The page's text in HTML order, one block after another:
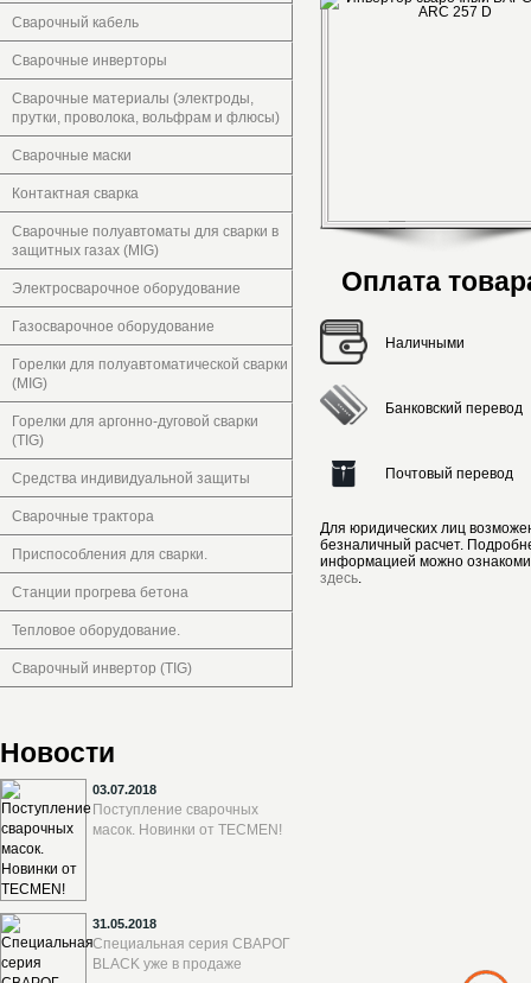
Сварочный кабель
Сварочные инверторы
Сварочные материалы (электроды,
прутки, проволока, вольфрам и флюсы)
Сварочные маски
Контактная сварка
Сварочные полуавтоматы для сварки в
защитных газах (MIG)
Электросварочное оборудование
Газосварочное оборудование
Горелки для полуавтоматической сварки
(MIG)
Горелки для аргонно-дуговой сварки
(TIG)
Средства индивидуальной защиты
Сварочные трактора
Приспособления для сварки.
Станции прогрева бетона
Тепловое оборудование.
Сварочный инвертор (TIG)
Новости
03.07.2018
Поступление сварочных
масок. Новинки от TECMEN!
31.05.2018
Специальная серия СВАРОГ
BLACK уже в продаже
Оплата
Наличными
Банковский перевод
Почтовый перевод
Для юридических лиц
безналичный расчет.
информацией можно
здесь.